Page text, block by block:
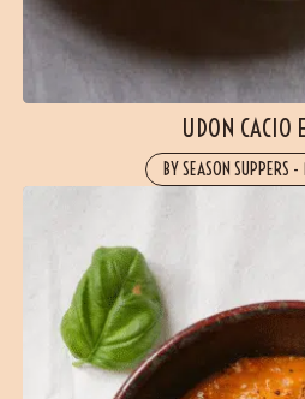
UDON CACIO
BY SEASON SUPPERS -